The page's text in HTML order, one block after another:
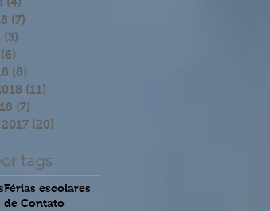
(7)
(3)
(6)
(8)
(11)
(7)
(20)
tags
Férias escolares
de Contato